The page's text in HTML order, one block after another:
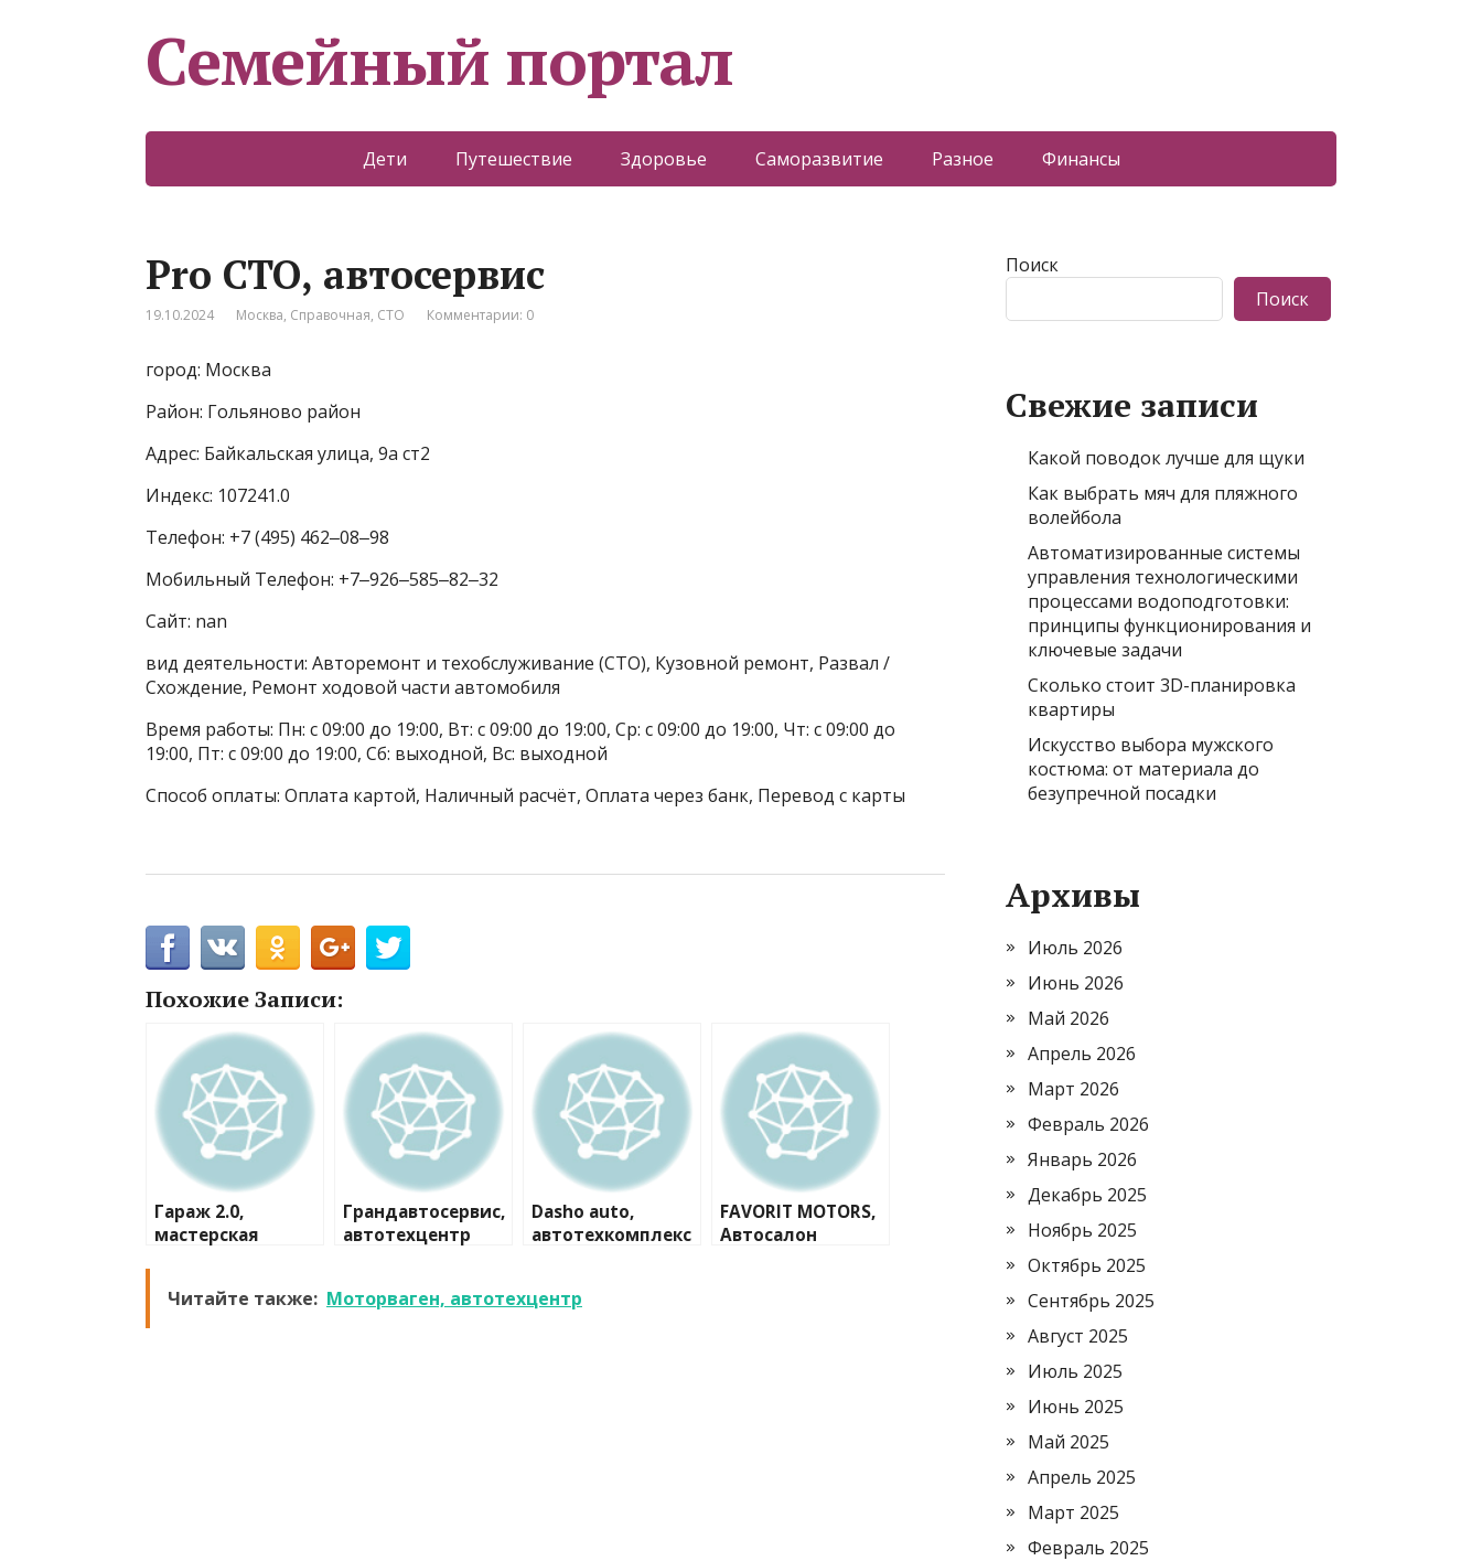
Семейный портал
Дети Путешествие Здоровье Саморазвитие Разное Финансы
Pro СТО, автосервис
19.10.2024 Москва, Справочная, СТО Комментарии: 0
город: Москва
Район: Гольяново район
Адрес: Байкальская улица, 9а ст2
Индекс: 107241.0
Телефон: +7 (495) 462‒08‒98
Мобильный Телефон: +7‒926‒585‒82‒32
Сайт: nan
вид деятельности: Авторемонт и техобслуживание (СТО), Кузовной ремонт, Развал /
Схождение, Ремонт ходовой части автомобиля
Время работы: Пн: с 09:00 до 19:00, Вт: с 09:00 до 19:00, Ср: с 09:00 до 19:00, Чт: с 09:00 до
19:00, Пт: с 09:00 до 19:00, Сб: выходной, Вс: выходной
Способ оплаты: Оплата картой, Наличный расчёт, Оплата через банк, Перевод с карты
Похожие Записи:
Гараж 2.0,
мастерская
Грандавтосервис,
автотехцентр
Dasho auto,
автотехкомплекс
FAVORIT MOTORS,
Автосалон
Читайте также: Моторваген, автотехцентр
Поиск
Поиск
Свежие записи
Какой поводок лучше для щуки
Как выбрать мяч для пляжного
волейбола
Автоматизированные системы
управления технологическими
процессами водоподготовки:
принципы функционирования и
ключевые задачи
Сколько стоит 3D-планировка
квартиры
Искусство выбора мужского
костюма: от материала до
безупречной посадки
Архивы
Июль 2026
Июнь 2026
Май 2026
Апрель 2026
Март 2026
Февраль 2026
Январь 2026
Декабрь 2025
Ноябрь 2025
Октябрь 2025
Сентябрь 2025
Август 2025
Июль 2025
Июнь 2025
Май 2025
Апрель 2025
Март 2025
Февраль 2025